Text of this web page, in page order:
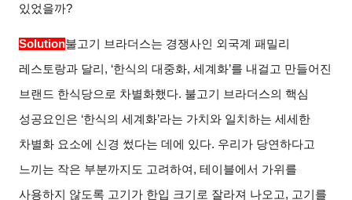
있었을까?
Solution불고기 브라더스는 경쟁사인 외국계 패밀리
레스토랑과 달리, ‘한식의 대중화, 세계화’를 내걸고 만들어진
브랜드 한식당으로 차별화했다. 불고기 브라더스의 핵심
성공요인은 ‘한식의 세계화’라는 가치와 일치하는 세세한
차별화 요소에 신경 썼다는 데에 있다. 우리가 당연하다고
느끼는 작은 부분까지도 고려하여, 테이블에서 가위를
사용하지 않도록 고기가 한입 크기로 잘라져 나오고, 고기를